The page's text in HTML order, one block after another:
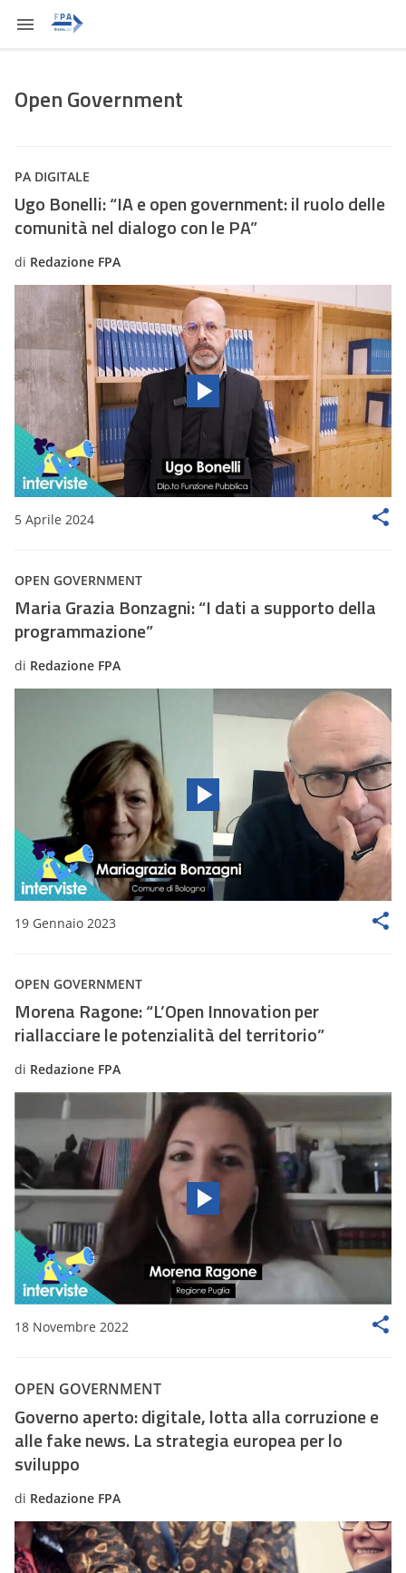
Open Government
PA DIGITALE
Ugo Bonelli: “IA e open government: il ruolo delle
comunità nel dialogo con le PA”
di Redazione FPA
5 Aprile 2024
OPEN GOVERNMENT
Maria Grazia Bonzagni: “I dati a supporto della
programmazione”
di Redazione FPA
19 Gennaio 2023
OPEN GOVERNMENT
Morena Ragone: “L’Open Innovation per
riallacciare le potenzialità del territorio”
di Redazione FPA
18 Novembre 2022
OPEN GOVERNMENT
Governo aperto: digitale, lotta alla corruzione e
alle fake news. La strategia europea per lo
sviluppo
di Redazione FPA